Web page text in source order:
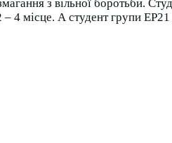
з вільної боротьби.
місце. А студент групи ЕР21